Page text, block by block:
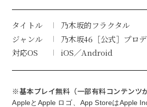
タイトル
乃木坂的フラクタル
ジャンル
乃木坂46［公式］プロ
対応OS
iOS／Android
※基本プレイ無料（一部有料コンテンツ
AppleとApple ロゴ、App StoreはApple